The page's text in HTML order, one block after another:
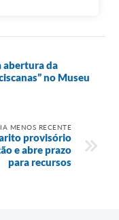
abertura da
no Museu
MENOS RECENTE
provisório
e abre prazo
para recursos